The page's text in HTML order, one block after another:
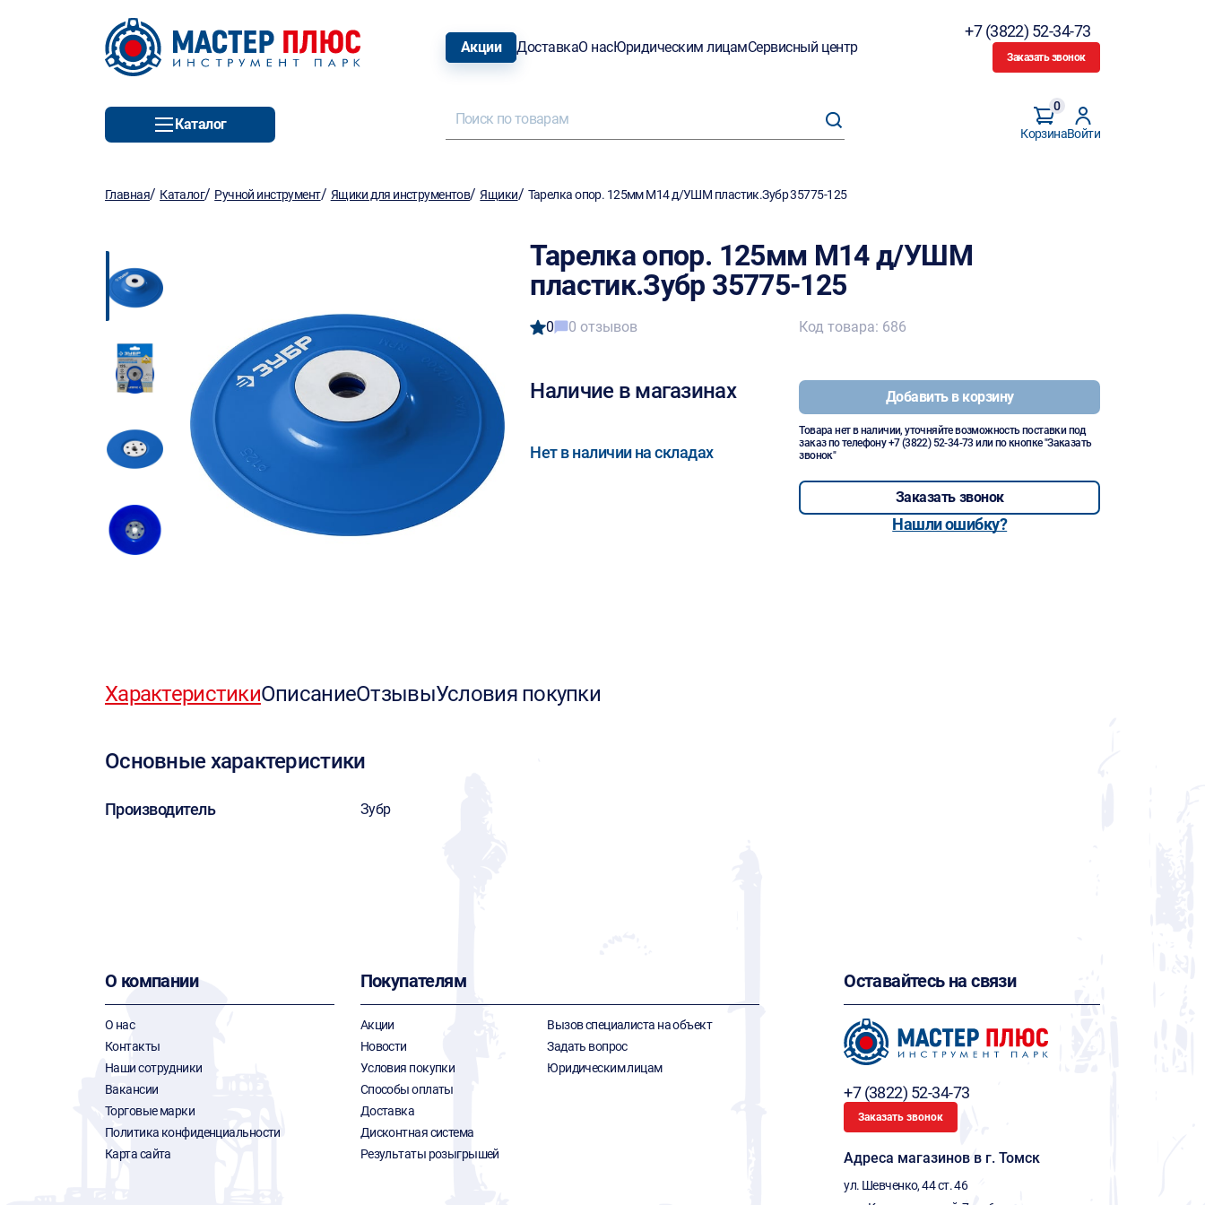
Акции ДоставкаО насЮридическим лицамСервисный центр
+7 (3822) 52-34-73
Заказать звонок
Каталог
Корзина
0
Войти
Главная/ Каталог/ Ручной инструмент/ Ящики для инструментов/Ящики/ Тарелка опор. 125мм М14 д/УШМ пластик.Зубр 35775-125
Тарелка опор. 125мм М14 д/УШМ
пластик.Зубр 35775-125
0 0 отзывов
Наличие в магазинах
Нет в наличии на складах
Код товара: 686
Добавить в корзину
Товара нет в наличии, уточняйте возможность поставки под
заказ по телефону+7 (3822) 52-34-73 или по кнопке "Заказать
звонок"
Заказать звонок
Нашли ошибку?
ХарактеристикиОписаниеОтзывыУсловия покупки
Основные характеристики
Производитель Зубр
О компании
О нас
Контакты
Наши сотрудники
Вакансии
Торговые марки
Политика конфиденциальности
Карта сайта
Покупателям
Акции
Новости
Условия покупки
Способы оплаты
Доставка
Дисконтная система
Результаты розыгрышей
Вызов специалиста на объект
Задать вопрос
Юридическим лицам
Оставайтесь на связи
+7 (3822) 52-34-73
Заказать звонок
Адреса магазинов в г. Томск
ул. Шевченко, 44 ст. 46